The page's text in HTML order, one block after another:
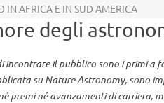
IN AFRICA E IN SUD AMERICA
degli
incontrare il pubblico sono i primi a
su Nature Astronomy, sono
premi né avanzamenti di carriera,